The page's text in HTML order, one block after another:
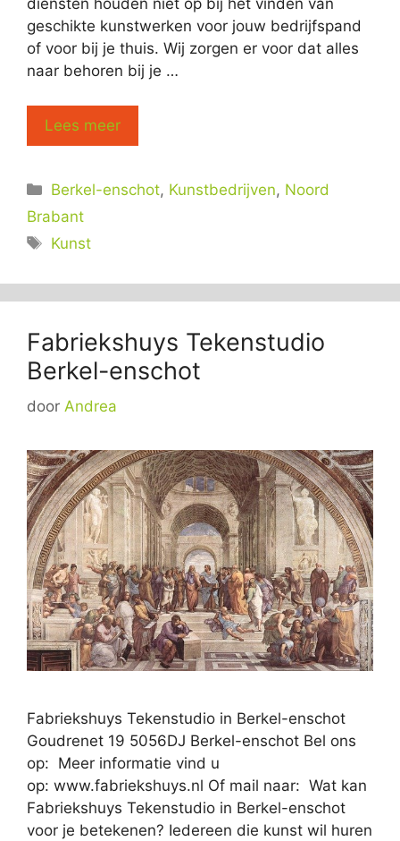
diensten houden niet op bij het vinden van
geschikte kunstwerken voor jouw bedrijfspand
of voor bij je thuis. Wij zorgen er voor dat alles
naar behoren bij je …
Lees meer
Categorieën
Berkel-enschot, Kunstbedrijven, Noord
Brabant
Tags
Kunst
Fabriekshuys Tekenstudio
Berkel-enschot
door Andrea
Fabriekshuys Tekenstudio in Berkel-enschot
Goudrenet 19 5056DJ Berkel-enschot Bel ons
op: Meer informatie vind u
op: www.fabriekshuys.nl Of mail naar: Wat kan
Fabriekshuys Tekenstudio in Berkel-enschot
voor je betekenen? Iedereen die kunst wil huren